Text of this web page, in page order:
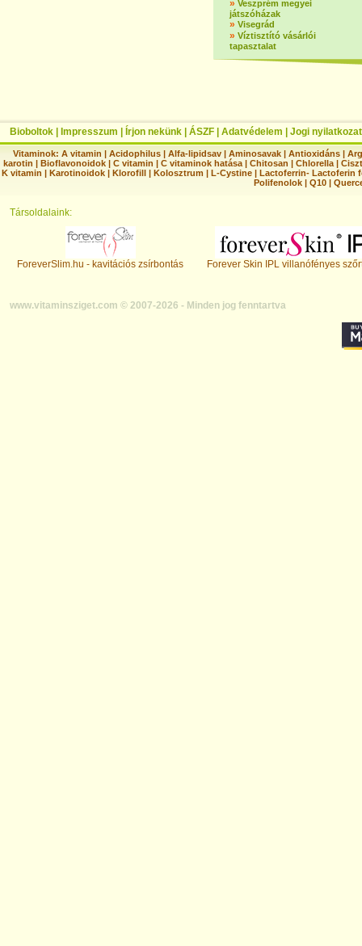
» Veszprém megyei
játszóházak
» Visegrád
» Víztisztító vásárlói
tapasztalat
Bioboltok Impresszum Írjon nekünk ÁSZF Adatvédelem Jogi nyilatkozat
Vitaminok: A vitamin |Acidophilus |Alfa-lipidsav |Aminosavak |Antioxidáns |
karotin | Bioflavonoidok | C vitamin | C vitaminok hatása | Chitosan | Chlorella |
K vitamin | Karotinoidok | Klorofill | Kolosztrum | L-Cystine | Lactoferrin- Lactoferin
Polifenolok |Q10 |
Társoldalaink:
ForeverSlim.hu - kavitációs zsírbontás Forever Skin IPL villanófényes
www.vitaminsziget.com © 2007-2026 - Minden jog fenntartva